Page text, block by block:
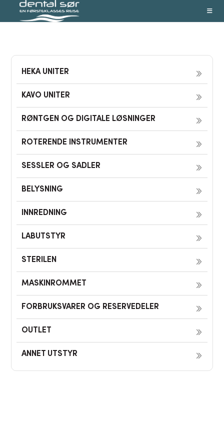
HEKA UNITER
KAVO UNITER
RØNTGEN OG DIGITALE LØSNINGER
ROTERENDE INSTRUMENTER
SESSLER OG SADLER
BELYSNING
INNREDNING
LABUTSTYR
STERILEN
MASKINROMMET
FORBRUKSVARER OG RESERVEDELER
OUTLET
ANNET UTSTYR